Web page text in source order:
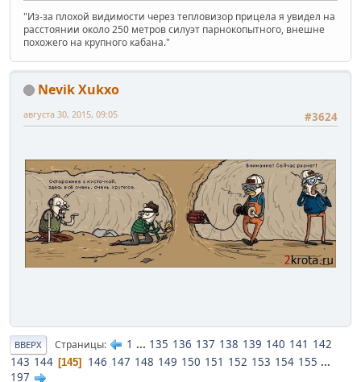
"Из-за плохой видимости через тепловизор прицела я увидел на
расстоянии около 250 метров силуэт парнокопытного, внешне
похожего на крупного кабана."
Nevik Xukxo
#3624
августа 30, 2015, 09:05
ВВЕРХ Страницы 1 ... 135 136 137 138 139 140 141 142
143 144 145 146 147 148 149 150 151 152 153 154 155 ...
197